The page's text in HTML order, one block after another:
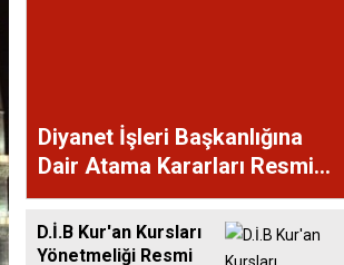
Diyanet İşleri Başkanlığına
Dair Atama Kararları Resmi
Gazete'de
D.İ.B Kur'an Kursları
Yönetmeliği Resmi